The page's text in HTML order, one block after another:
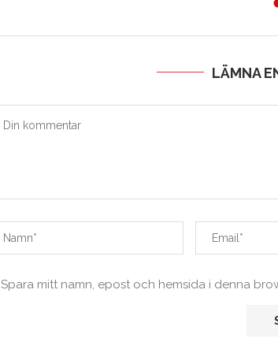
LÄMNA
Spara mitt namn, epost och hemsida i denna